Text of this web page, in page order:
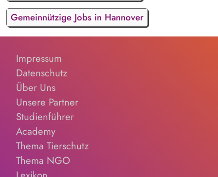
Gemeinnützige Jobs in Hannover
Impressum
Datenschutz
Über Uns
Unsere Partner
Studienführer
Academy
Thema Tierschutz
Thema NGO